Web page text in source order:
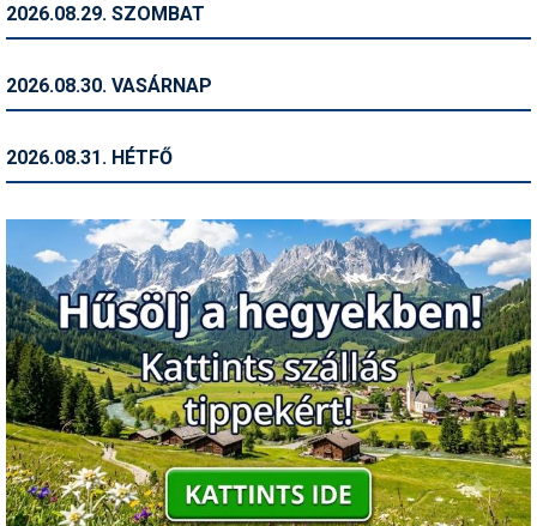
Történelem
Utazási tippek
Védőfelszerelés
Wellness
2026.08.29. SZOMBAT
2026.08.30. VASÁRNAP
2026.08.31. HÉTFŐ